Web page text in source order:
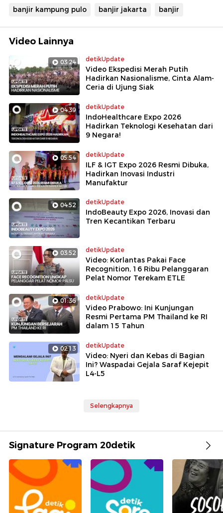
banjir kampung pulo banjir jakarta banjir
Video Lainnya
03:24 detikUpdate
Video Ekspedisi Merah Putih
Hadirkan Nasionalisme, Cinta Alam-
Ceria di Ujung Siak
04:39 detikUpdate
IndoHealthcare Expo 2026
Hadirkan Teknologi Kesehatan dari
9 Negara!
05:54 detikUpdate
ILF & IGT Expo 2026 Resmi Dibuka,
Hadirkan Inovasi Industri
Manufaktur
04:52 detikUpdate
IndoBeauty Expo 2026, Inovasi dan
Tren Kecantikan Terbaru
03:52 detikUpdate
Video: Korlantas Pakai Face
Recognition, 16 Ribu Pelanggaran
Pelat Nomor Terekam ETLE
01:36 detikUpdate
Video Prabowo: Ini Kunjungan
Resmi Pertama PM Thailand ke RI
dalam 15 Tahun
02:13 detikUpdate
Video: Nyeri dan Kebas di Bagian
Ini? Waspadai Gejala Saraf Kejepit
L4-L5
Selengkapnya
Signature Program 20detik